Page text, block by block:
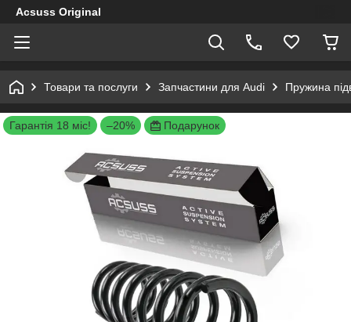
Acsuss Original
Товари та послуги Запчастини для Audi Пружина
Гарантія 18 міс! –20% Подарунок